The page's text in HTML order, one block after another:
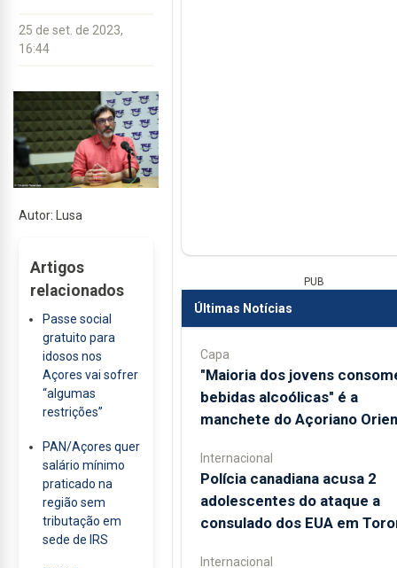
25 de set. de 2023,
16:44
Autor: Lusa
Artigos
relacionados
Passe social
gratuito para
idosos nos
Açores vai sofrer
“algumas
restrições”
PAN/Açores quer
salário mínimo
praticado na
região sem
tributação em
sede de IRS
PUB
Últimas Notícias
Capa
"Maioria dos jovens
bebidas alcoólicas" é a
manchete do Açoriano
Internacional
Polícia canadiana acusa 2
adolescentes do ataque a
consulado dos EUA em
Internacional